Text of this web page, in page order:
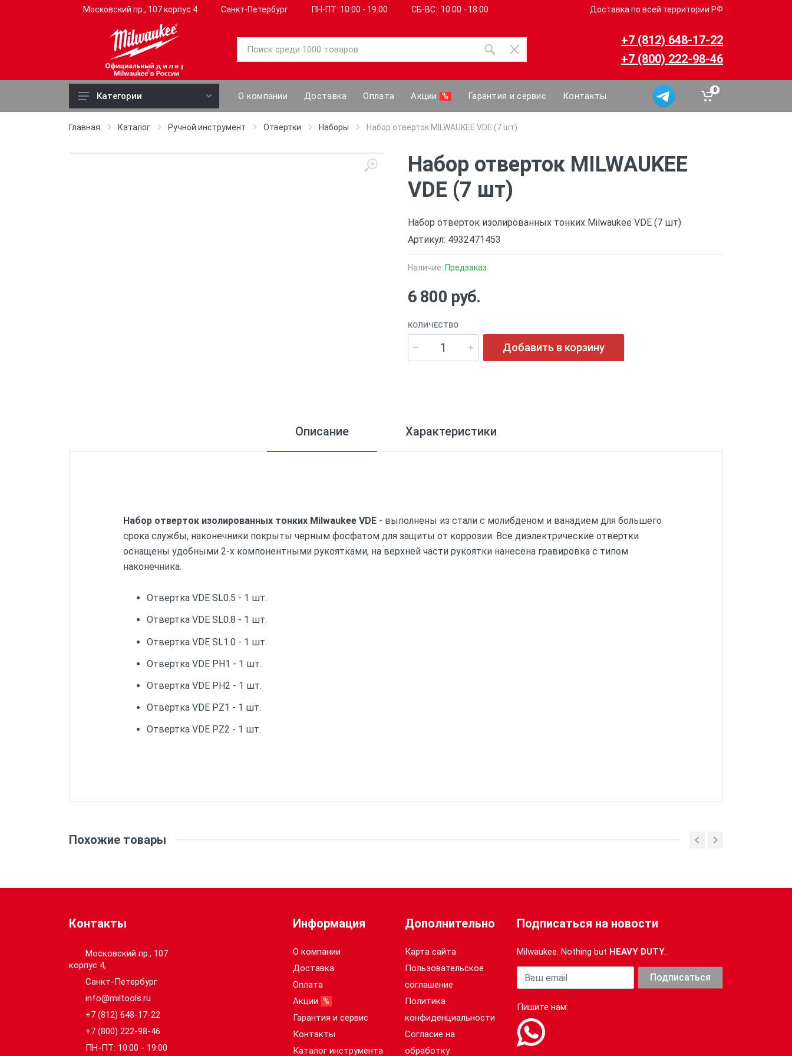
Московский пр., 107 корпус 4 Санкт-Петербург ПН-ПТ: 10:00 - 19:00 СБ-ВС: 10:00 - 18:00 Доставка по всей территории РФ
дилер
+7 (812) 648-17-22
+7 (800) 222-98-46
Электроинструмент
Категории О компании Доставка Оплата Акции % Гарантия и сервис Контакты
0
Главная Каталог Ручной инструмент Отвертки Наборы Набор отверток MILWAUKEE VDE (7 шт)
Набор отверток MILWAUKEE
VDE (7 шт)
Набор отверток изолированных тонких Milwaukee VDE (7 шт)
Артикул: 4932471453
Наличие: Предзаказ
6 800 руб.
КОЛИЧЕСТВО
Добавить в корзину
Описание Характеристики
Набор отверток изолированных тонких Milwaukee VDE - выполнены из стали с молибденом и ванадием для большего
срока службы, наконечники покрыты черным фосфатом для защиты от коррозии. Все диэлектрические отвертки
оснащены удобными 2-х компонентными рукоятками, на верхней части рукоятки нанесена гравировка с типом
наконечника.
Отвертка VDE SL0.5 - 1 шт.
Отвертка VDE SL0.8 - 1 шт.
Отвертка VDE SL1.0 - 1 шт.
Отвертка VDE PH1 - 1 шт.
Отвертка VDE PH2 - 1 шт.
Отвертка VDE PZ1 - 1 шт.
Отвертка VDE PZ2 - 1 шт.
Похожие товары
Контакты
Московский пр., 107
корпус 4,
Санкт-Петербург
info@miltools.ru
+7 (812) 648-17-22
+7 (800) 222-98-46
ПН-ПТ: 10:00 - 19:00
Информация
О компании
Доставка
Оплата
Акции %
Гарантия и сервис
Контакты
Каталог инструмента
Дополнительно
Карта сайта
Пользовательское
соглашение
Политика
конфиденциальности
Согласие на
обработку
Подписаться на новости
Milwaukee. Nothing but HEAVY DUTY.
Ваша почта Подписаться
Пишите нам: